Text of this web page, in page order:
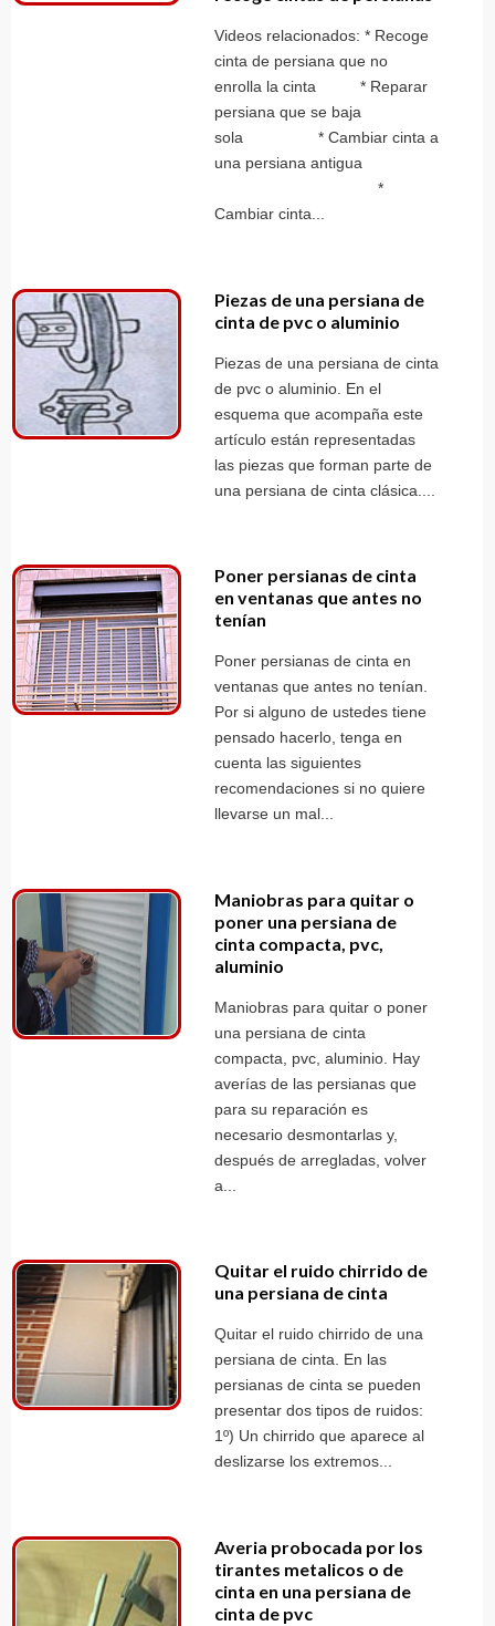
Videos relacionados: * Recoge
cinta de persiana que no
enrolla la cinta * Reparar
persiana que se baja
sola * Cambiar cinta a
una persiana antigua
*
Cambiar cinta...
Piezas de una persiana de
cinta de pvc o aluminio
Piezas de una persiana de cinta
de pvc o aluminio. En el
esquema que acompaña este
artículo están representadas
las piezas que forman parte de
una persiana de cinta clásica....
Poner persianas de cinta
en ventanas que antes no
tenían
Poner persianas de cinta en
ventanas que antes no tenían.
Por si alguno de ustedes tiene
pensado hacerlo, tenga en
cuenta las siguientes
recomendaciones si no quiere
llevarse un mal...
Maniobras para quitar o
poner una persiana de
cinta compacta, pvc,
aluminio
Maniobras para quitar o poner
una persiana de cinta
compacta, pvc, aluminio. Hay
averías de las persianas que
para su reparación es
necesario desmontarlas y,
después de arregladas, volver
a...
Quitar el ruido chirrido de
una persiana de cinta
Quitar el ruido chirrido de una
persiana de cinta. En las
persianas de cinta se pueden
presentar dos tipos de ruidos:
1º) Un chirrido que aparece al
deslizarse los extremos...
Averia probocada por los
tirantes metalicos o de
cinta en una persiana de
cinta de pvc